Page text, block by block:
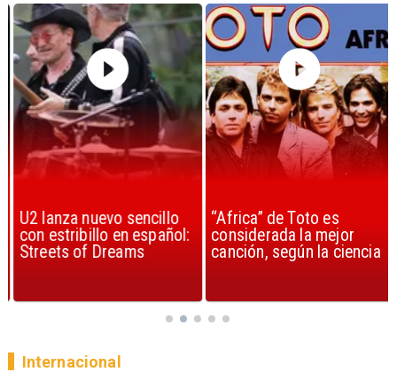
U2 lanza nuevo sencillo
con estribillo en español:
Streets of Dreams
“Africa” de Toto es
considerada la mejor
canción, según la ciencia
Internacional